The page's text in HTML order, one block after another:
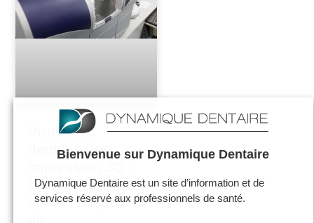
Prothèses
dentaires en
La FEPPD alerte
sur les risques
Bienvenue sur Dynamique Dentaire
Dynamique Dentaire est un site d’information et de
services réservé aux professionnels de santé.